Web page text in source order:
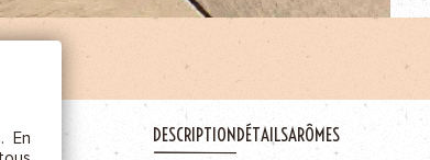
DESCRIPTIONDÉTAILSARÔMES
En
au